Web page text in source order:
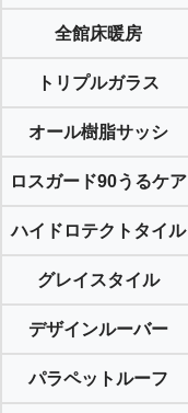
全館床暖房
トリプルガラス
オール樹脂サッシ
ロスガード90うるケア
ハイドロテクトタイル
グレイスタイル
デザインルーバー
パラペットルーフ